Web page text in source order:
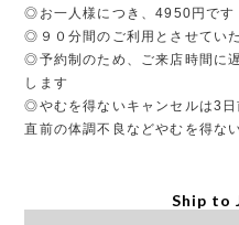
◎お一人様につき、4950円です
◎９０分間のご利用とさせてい
◎予約制のため、ご来店時間に
します
◎やむを得ないキャンセルは3
直前の体調不良などやむを得な
Ship to